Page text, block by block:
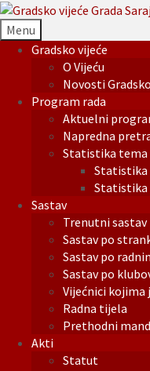
Menu
Gradsko vijeće
O Vijeću
Novosti
Program rada
Aktuelni
Napredna
Statistika tema
Statistika
Statistika
Sastav
Trenutni sastav
Sastav po
Sastav po
Sastav po
Vijećnici
Radna tijela
Prethodni
Akti
Statut